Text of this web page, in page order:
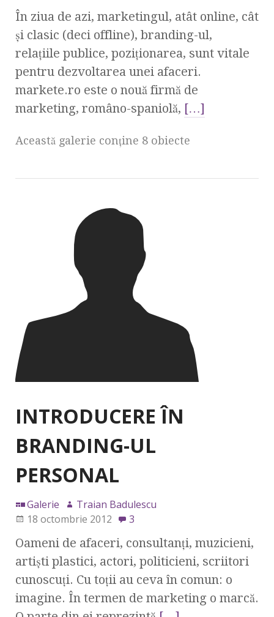
În ziua de azi, marketingul, atât online, cât
şi clasic (deci offline), branding-ul,
relaţiile publice, poziţionarea, sunt vitale
pentru dezvoltarea unei afaceri.
markete.ro este o nouă firmă de
marketing, româno-spaniolă, […]
Această galerie conţine 8 obiecte
INTRODUCERE ÎN
BRANDING-UL
PERSONAL
Galerie
Traian Badulescu
18 octombrie 2012
3
Oameni de afaceri, consultanţi, muzicieni,
artişti plastici, actori, politicieni, scriitori
cunoscuţi. Cu toţii au ceva în comun: o
imagine. În termen de marketing o marcă.